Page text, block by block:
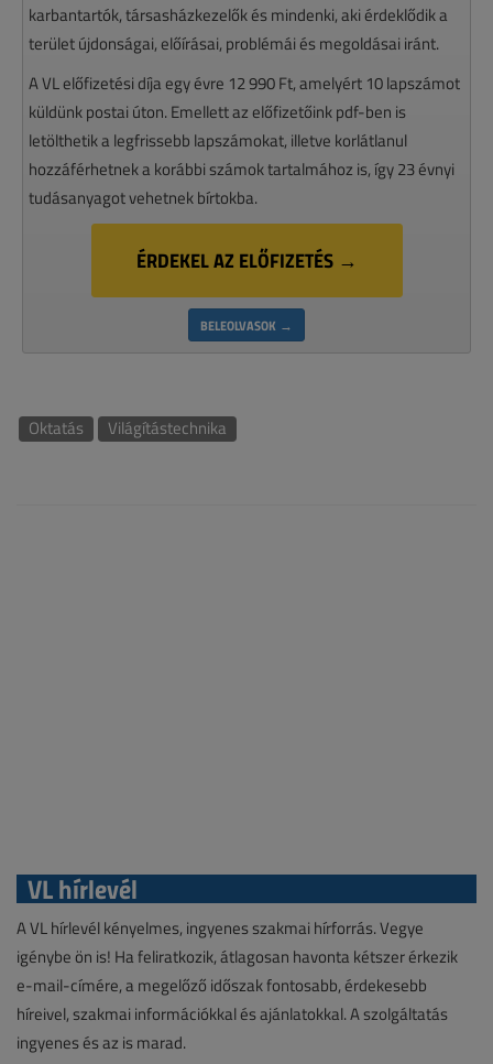
karbantartók, társasházkezelők és mindenki, aki érdeklődik a
terület újdonságai, előírásai, problémái és megoldásai iránt.
A VL előfizetési díja egy évre 12 990 Ft, amelyért 10 lapszámot
küldünk postai úton. Emellett az előfizetőink pdf-ben is
letölthetik a legfrissebb lapszámokat, illetve korlátlanul
hozzáférhetnek a korábbi számok tartalmához is, így 23 évnyi
tudásanyagot vehetnek bírtokba.
ÉRDEKEL AZ ELŐFIZETÉS →
BELEOLVASOK →
Oktatás Világítástechnika
VL hírlevél
A VL hírlevél kényelmes, ingyenes szakmai hírforrás. Vegye
igénybe ön is! Ha feliratkozik, átlagosan havonta kétszer érkezik
e-mail-címére, a megelőző időszak fontosabb, érdekesebb
híreivel, szakmai információkkal és ajánlatokkal. A szolgáltatás
ingyenes és az is marad.